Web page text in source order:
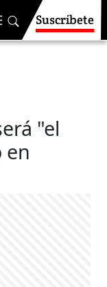
Suscríbete
"el
en